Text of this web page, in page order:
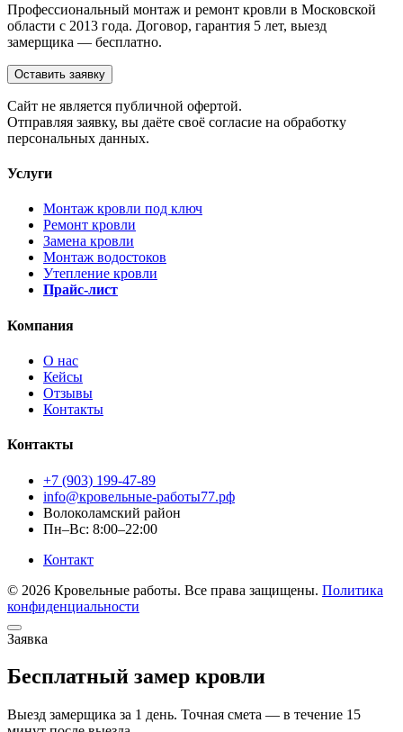
Профессиональный монтаж и ремонт кровли в Московской
области с 2013 года. Договор, гарантия 5 лет, выезд
замерщика — бесплатно.
Оставить заявку
Cайт не является публичной офертой.
Отправляя заявку, вы даёте своё согласие на обработку
персональных данных.
Услуги
Монтаж кровли под ключ
Ремонт кровли
Замена кровли
Монтаж водостоков
Утепление кровли
Прайс-лист
Компания
О нас
Кейсы
Отзывы
Контакты
Контакты
+7 (903) 199-47-89
info@кровельные-работы77.рф
Волоколамский район
Пн–Вс: 8:00–22:00
Контакт
© 2026 Кровельные работы. Все права защищены. Политика
конфиденциальности
Заявка
Бесплатный замер кровли
Выезд замерщика за 1 день. Точная смета — в течение 15